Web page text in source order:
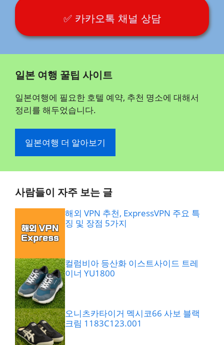
✅ 카카오톡 채널 상담
일본 여행 꿀팁 사이트
일본여행에 필요한 호텔 예약, 추천 명소에 대해서
정리를 해두었습니다.
일본여행 더 알아보기
사람들이 자주 보는 글
해외 VPN 추천, ExpressVPN 주요 특
징 및 장점 5가지
컬럼비아 등산화 이스트사이드 트레
이너 YU1800
오니츠카타이거 멕시코66 사보 블랙
크림 1183C123.001